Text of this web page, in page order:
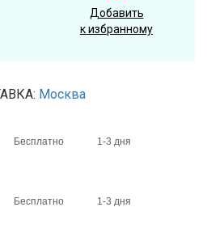
Добавить
к избранному
Москва
Бесплатно 1-3 дня
Бесплатно 1-3 дня